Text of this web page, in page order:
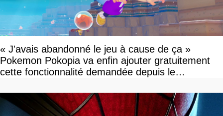
« J'avais abandonné le jeu à cause de ça »
Pokemon Pokopia va enfin ajouter gratuitement
cette fonctionnalité demandée depuis le